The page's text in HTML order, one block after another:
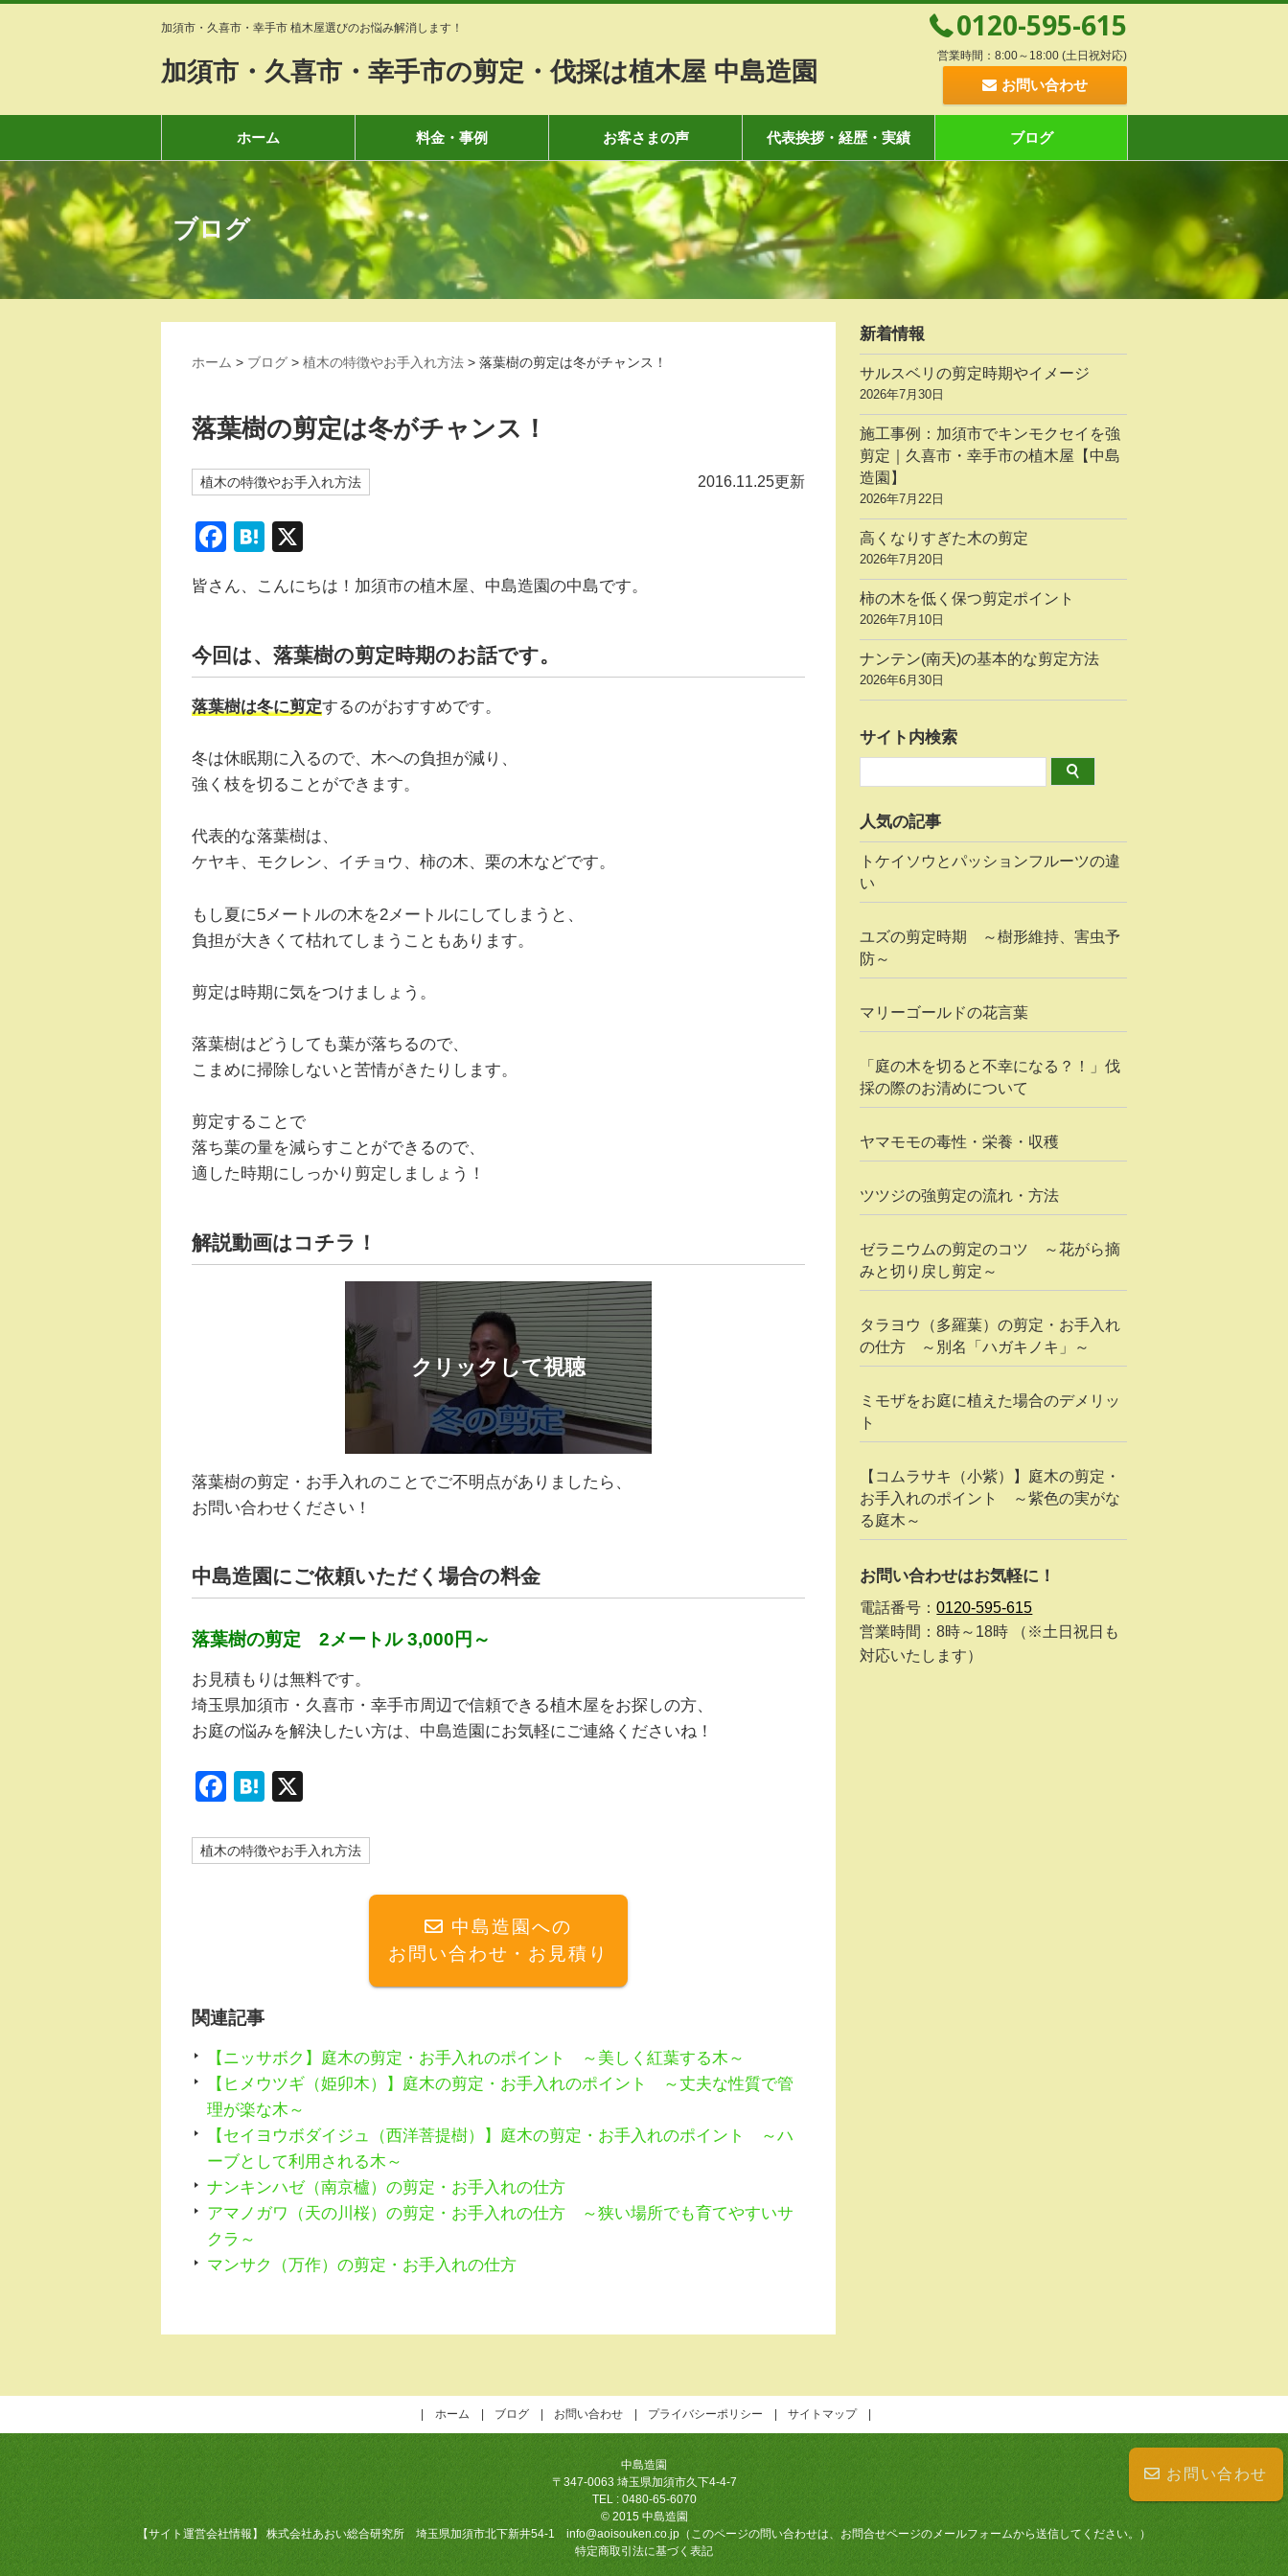
お問い合わせ
加須市・久喜市・幸手市 植木屋選びのお悩み解消します！
加須市・久喜市・幸手市の剪定・伐採は植木屋 中島造園
0120-595-615
営業時間：8:00～18:00 (土日祝対応)
お問い合わせ
ホーム 料金・事例 お客さまの声 代表挨拶・経歴・実績 ブログ
ブログ
ホーム > ブログ > 植木の特徴やお手入れ方法 > 落葉樹の剪定は冬がチャンス！
落葉樹の剪定は冬がチャンス！
植木の特徴やお手入れ方法 2016.11.25更新
F
c
b
o
o
k
H
e
a
皆さん、こんにちは！加須市の植木屋、中島造園の中島です。
今回は、落葉樹の剪定時期のお話です。
落葉樹は冬に剪定するのがおすすめです。
冬は休眠期に入るので、木への負担が減り、
強く枝を切ることができます。
代表的な落葉樹は、
ケヤキ、モクレン、イチョウ、柿の木、栗の木などです。
もし夏に5メートルの木を2メートルにしてしまうと、
負担が大きくて枯れてしまうこともあります。
剪定は時期に気をつけましょう。
落葉樹はどうしても葉が落ちるので、
こまめに掃除しないと苦情がきたりします。
剪定することで
落ち葉の量を減らすことができるので、
適した時期にしっかり剪定しましょう！
解説動画はコチラ！
落葉樹の剪定・お手入れのことでご不明点がありましたら、
お問い合わせください！
中島造園にご依頼いただく場合の料金
落葉樹の剪定 2メートル 3,000円～
お見積もりは無料です。
埼玉県加須市・久喜市・幸手市周辺で信頼できる植木屋をお探しの方、
お庭の悩みを解決したい方は、中島造園にお気軽にご連絡くださいね！
F
c
k
H
e
植木の特徴やお手入れ方法
中島造園への
お問い合わせ・お見積り
関連記事
【ニッサボク】庭木の剪定・お手入れのポイント ～美しく紅葉する木～
【ヒメウツギ（姫卯木）】庭木の剪定・お手入れのポイント ～丈夫な性質で管
理が楽な木～
【セイヨウボダイジュ（西洋菩提樹）】庭木の剪定・お手入れのポイント ～ハ
ーブとして利用される木～
ナンキンハゼ（南京櫨）の剪定・お手入れの仕方
アマノガワ（天の川桜）の剪定・お手入れの仕方 ～狭い場所でも育てやすいサ
クラ～
マンサク（万作）の剪定・お手入れの仕方
新着情報
サルスベリの剪定時期やイメージ
2026年7月30日
施工事例：加須市でキンモクセイを強
剪定｜久喜市・幸手市の植木屋【中島
造園】
2026年7月22日
高くなりすぎた木の剪定
2026年7月20日
柿の木を低く保つ剪定ポイント
2026年7月10日
ナンテン(南天)の基本的な剪定方法
2026年6月30日
サイト内検索
人気の記事
トケイソウとパッションフルーツの違
い
ユズの剪定時期 ～樹形維持、害虫予
防～
マリーゴールドの花言葉
「庭の木を切ると不幸になる？！」伐
採の際のお清めについて
ヤマモモの毒性・栄養・収穫
ツツジの強剪定の流れ・方法
ゼラニウムの剪定のコツ ～花がら摘
みと切り戻し剪定～
タラヨウ（多羅葉）の剪定・お手入れ
の仕方 ～別名「ハガキノキ」～
ミモザをお庭に植えた場合のデメリッ
ト
【コムラサキ（小紫）】庭木の剪定・
お手入れのポイント ～紫色の実がな
る庭木～
お問い合わせはお気軽に！
電話番号：0120-595-615
営業時間：8時～18時 （※土日祝日も
対応いたします）
ホーム ブログ お問い合わせ プライバシーポリシー サイトマップ
中島造園
〒347-0063 埼玉県加須市久下4-4-7
TEL : 0480-65-6070
© 2015 中島造園
【サイト運営会社情報】 株式会社あおい総合研究所 埼玉県加須市北下新井54-1 info@aoisouken.co.jp（このページの問い合わせは、お問合せページのメールフォームから送信してください。）
特定商取引法に基づく表記